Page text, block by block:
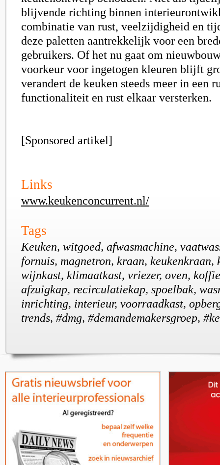
blijvende richting binnen
combinatie van rust, veelzijdigheid en
deze paletten aantrekkelijk voor een
gebruikers. Of het nu gaat om
voorkeur voor ingetogen kleuren blijft
verandert de keuken steeds meer in een
functionaliteit en rust elkaar versterken.
[Sponsored artikel]
Links
www.keukenconcurrent.nl/
Tags
Keuken, witgoed, afwasmachine,
fornuis, magnetron, kraan, keukenkraan,
wijnkast, klimaatkast, vriezer, oven,
afzuigkap, recirculatiekap, spoelbak,
inrichting, interieur, voorraadkast,
trends, #dmg, #demandemakersgroep,